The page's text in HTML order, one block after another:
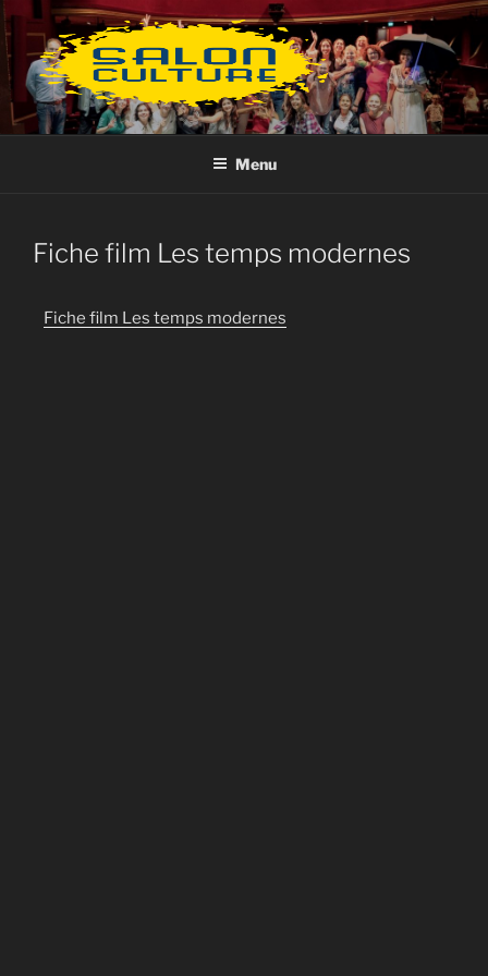
Aller
au
contenu
principal
Menu
Fiche film Les temps modernes
Fiche film Les temps modernes